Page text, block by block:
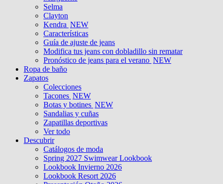
Selma
Clayton
Kendra NEW
Características
Guía de ajuste de jeans
Modifica tus jeans con dobladillo sin rematar
Pronóstico de jeans para el verano NEW
Ropa de baño
Zapatos
Colecciones
Tacones NEW
Botas y botines NEW
Sandalias y cuñas
Zapatillas deportivas
Ver todo
Descubrir
Catálogos de moda
Spring 2027 Swimwear Lookbook
Lookbook Invierno 2026
Lookbook Resort 2026